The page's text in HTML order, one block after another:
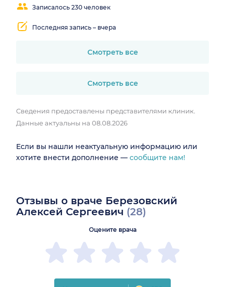
Записалось 230 человек
Последняя запись – вчера
Смотреть все
Смотреть все
Сведения предоставлены представителями клиник.
Данные актуальны на 08.08.2026
Если вы нашли неактуальную информацию или
хотите внести дополнение — сообщите нам!
Отзывы о враче Березовский
Алексей Сергеевич (28)
Оцените врача